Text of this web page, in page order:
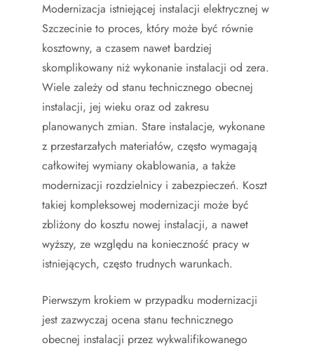
Modernizacja istniejącej instalacji elektrycznej w
Szczecinie to proces, który może być równie
kosztowny, a czasem nawet bardziej
skomplikowany niż wykonanie instalacji od zera.
Wiele zależy od stanu technicznego obecnej
instalacji, jej wieku oraz od zakresu
planowanych zmian. Stare instalacje, wykonane
z przestarzałych materiałów, często wymagają
całkowitej wymiany okablowania, a także
modernizacji rozdzielnicy i zabezpieczeń. Koszt
takiej kompleksowej modernizacji może być
zbliżony do kosztu nowej instalacji, a nawet
wyższy, ze względu na konieczność pracy w
istniejących, często trudnych warunkach.
Pierwszym krokiem w przypadku modernizacji
jest zazwyczaj ocena stanu technicznego
obecnej instalacji przez wykwalifikowanego